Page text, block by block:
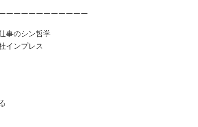
ーーーーーーーーーーー
事のシン哲学
プレス